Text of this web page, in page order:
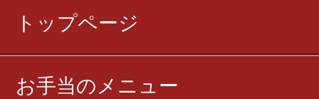
トップページ
お手当のメニュー